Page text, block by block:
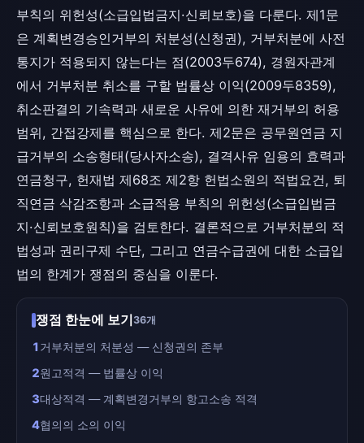
부칙의 위헌성(소급입법금지·신뢰보호)을 다룬다. 제1문
은 계획변경승인거부의 처분성(신청권), 거부처분에 사전
통지가 적용되지 않는다는 점(2003두674), 경원자관계
에서 거부처분 취소를 구할 법률상 이익(2009두8359),
취소판결의 기속력과 새로운 사유에 의한 재거부의 허용
범위, 간접강제를 핵심으로 한다. 제2문은 공무원연금 지
급거부의 소송형태(당사자소송), 결격사유 임용의 효력과
연금청구, 헌재법 제68조 제2항 헌법소원의 적법요건, 퇴
직연금 삭감조항과 소급적용 부칙의 위헌성(소급입법금
지·신뢰보호원칙)을 검토한다. 결론적으로 거부처분의 적
법성과 권리구제 수단, 그리고 연금수급권에 대한 소급입
법의 한계가 쟁점의 중심을 이룬다.
쟁점 한눈에 보기36개
1거부처분의 처분성 — 신청권의 존부
2원고적격 — 법률상 이익
3대상적격 — 계획변경거부의 항고소송 적격
4협의의 소의 이익